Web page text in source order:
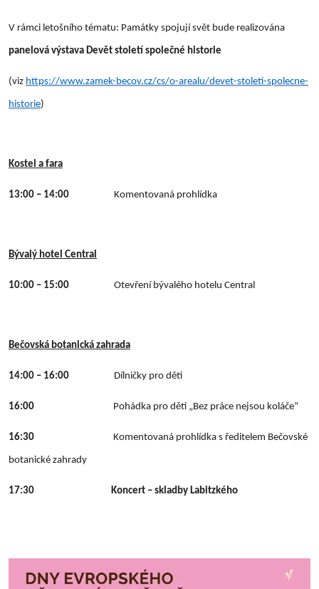
V rámci letošního tématu: Památky spojují svět bude realizována
panelová výstava Devět století společné historie
(viz https://www.zamek-becov.cz/cs/o-arealu/devet-stoleti-spolecne-
historie)
Kostel a fara
13:00 – 14:00 Komentovaná prohlídka
Bývalý hotel Central
10:00 – 15:00 Otevření bývalého hotelu Central
Bečovská botanická zahrada
14:00 – 16:00 Dílničky pro děti
16:00 Pohádka pro děti „Bez práce nejsou koláče“
16:30 Komentovaná prohlídka s ředitelem Bečovské
botanické zahrady
17:30 Koncert – skladby Labitzkého